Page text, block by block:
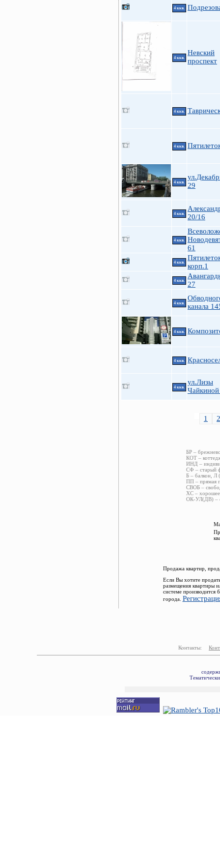
4 ккв.
4 ккв.
Невский
проспект
4 ккв.
4 ккв.
4 ккв.
29
4 ккв.
20/16
4 ккв.
61
4 ккв.
корп.1
4 ккв.
27
4 ккв.
канала
4 ккв.
4 ккв.
4 ккв.
ул.Лизы
1 2
БР –
КОТ –
ИНД –
СФ – старый
Б – балкон, Л
ПП – прямая
СВОБ –
ХС –
ОК-УЛ(ДВ) –
Продажа квартир,
Если Вы хотите
размещения квартиры
системе производится
города.
Контакты: